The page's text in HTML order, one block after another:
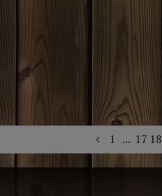
1 ... 17 18